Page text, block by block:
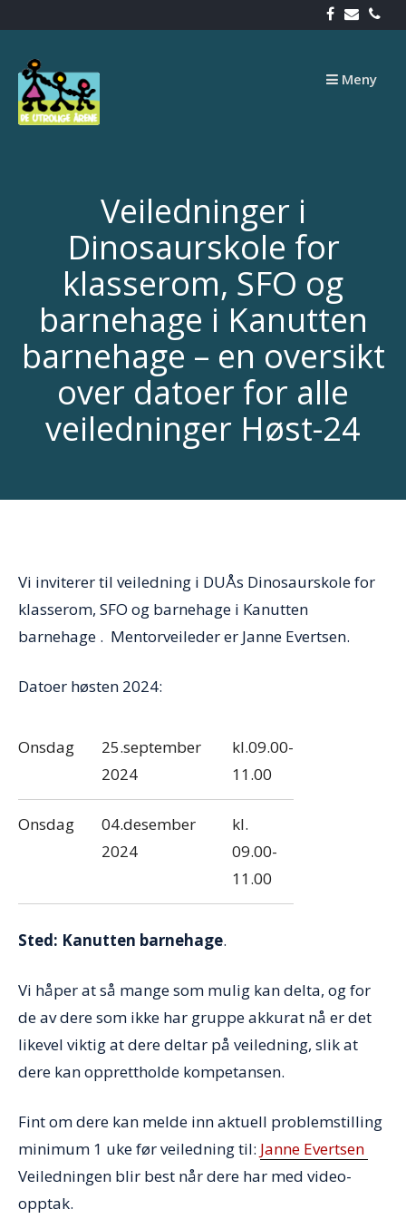
content
Meny
Veiledninger i
Dinosaurskole for
klasserom, SFO og
barnehage i Kanutten
barnehage – en oversikt
over datoer for alle
veiledninger Høst-24
Vi inviterertil veiledning i DUÅs Dinosaurskole for
klasserom, SFO og barnehage i Kanutten
barnehage . Mentorveileder er Janne Evertsen.
Datoer høsten 2024:
Onsdag
25.september
2024
kl.09.00-
11.00
Onsdag
04.desember
2024
kl.
09.00-
11.00
Sted: Kanutten barnehage.
Vi håper at så mange som mulig kan delta, og for
de av dere som ikke har gruppe akkurat nå er det
likevel viktig at dere deltar på veiledning, slik at
dere kan opprettholde kompetansen.
Fint om dere kan melde inn aktuell problemstilling
minimum 1 uke før veiledningtil: Janne Evertsen
Veiledningen blir best når dere har med video-
opptak.